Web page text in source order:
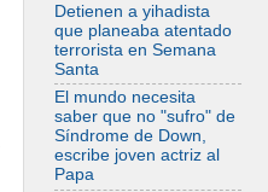
07.08.2026
Programa oficial del
Viaje Apostólico del
Francia
Detienen a yihadista
que planeaba atentado
terrorista en Semana
Santa
El mundo necesita
saber que no "sufro" de
Síndrome de Down,
escribe joven actriz al
Papa